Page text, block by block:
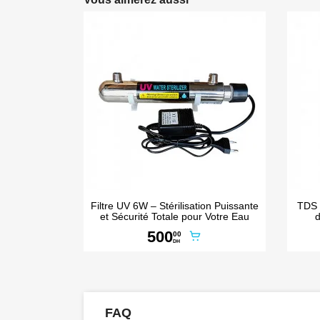
Aperçu rapide
Filtre UV 6W – Stérilisation Puissante
et Sécurité Totale pour Votre Eau
50000
DH
TDS
FAQ